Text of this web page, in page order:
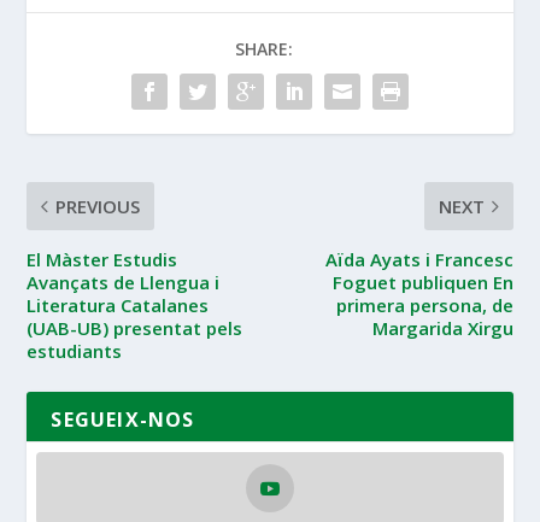
SHARE:
PREVIOUS
El Màster Estudis
Avançats de Llengua i
Literatura Catalanes
(UAB-UB) presentat pels
estudiants
NEXT
Aïda Ayats i Francesc
Foguet publiquen En
primera persona, de
Margarida Xirgu
SEGUEIX-NOS